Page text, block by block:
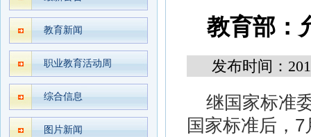
教育新闻
职业教育活动周
综合信息
图片新闻
教育部：
发布时间：
继国家标准
国家标准后，